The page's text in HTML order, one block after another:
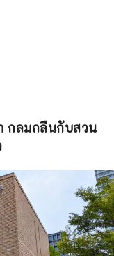
กลมกลืนกับสวน